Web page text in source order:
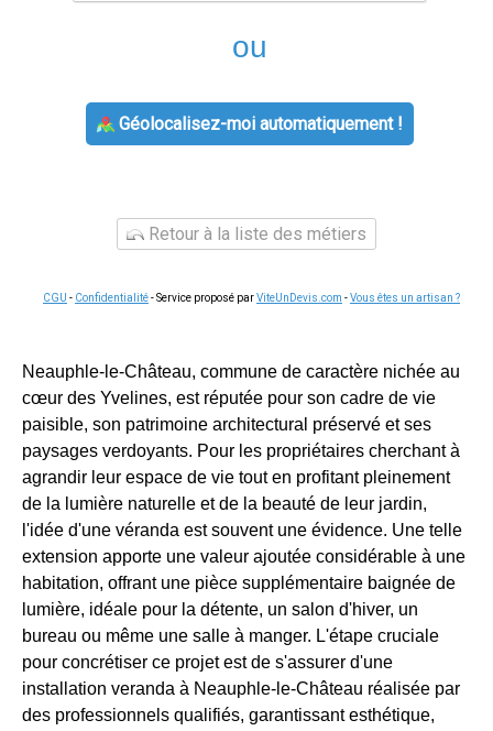
ou
Géolocalisez-moi automatiquement !
Retour à la liste des métiers
CGU - Confidentialité- Service proposé parViteUnDevis.com -Vous êtes un artisan ?
Neauphle-le-Château, commune de caractère nichée au
cœur des Yvelines, est réputée pour son cadre de vie
paisible, son patrimoine architectural préservé et ses
paysages verdoyants. Pour les propriétaires cherchant à
agrandir leur espace de vie tout en profitant pleinement
de la lumière naturelle et de la beauté de leur jardin,
l'idée d'une véranda est souvent une évidence. Une telle
extension apporte une valeur ajoutée considérable à une
habitation, offrant une pièce supplémentaire baignée de
lumière, idéale pour la détente, un salon d'hiver, un
bureau ou même une salle à manger. L'étape cruciale
pour concrétiser ce projet est de s'assurer d'une
installation veranda à Neauphle-le-Château réalisée par
des professionnels qualifiés, garantissant esthétique,